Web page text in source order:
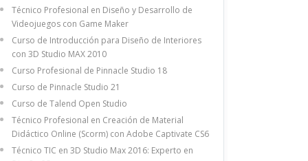
Técnico Profesional en Diseño y Desarrollo de
Videojuegos con Game Maker
Curso de Introducción para Diseño de Interiores
con 3D Studio MAX 2010
Curso Profesional de Pinnacle Studio 18
Curso de Pinnacle Studio 21
Curso de Talend Open Studio
Técnico Profesional en Creación de Material
Didáctico Online (Scorm) con Adobe Captivate CS6
Técnico TIC en 3D Studio Max 2016: Experto en